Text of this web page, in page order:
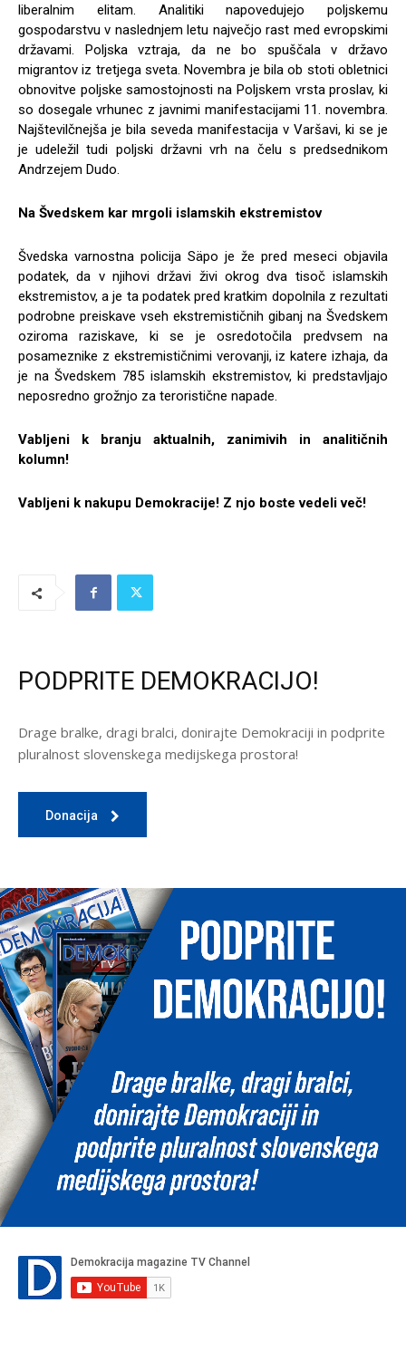
liberalnim elitam. Analitiki napovedujejo poljskemu
gospodarstvu v naslednjem letu največjo rast med evropskimi
državami. Poljska vztraja, da ne bo spuščala v državo
migrantov iz tretjega sveta. Novembra je bila ob stoti obletnici
obnovitve poljske samostojnosti na Poljskem vrsta proslav, ki
so dosegale vrhunec z javnimi manifestacijami 11. novembra.
Najštevilčnejša je bila seveda manifestacija v Varšavi, ki se je
je udeležil tudi poljski državni vrh na čelu s predsednikom
Andrzejem Dudo.
Na Švedskem kar mrgoli islamskih ekstremistov
Švedska varnostna policija Säpo je že pred meseci objavila
podatek, da v njihovi državi živi okrog dva tisoč islamskih
ekstremistov, a je ta podatek pred kratkim dopolnila z rezultati
podrobne preiskave vseh ekstremističnih gibanj na Švedskem
oziroma raziskave, ki se je osredotočila predvsem na
posameznike z ekstremističnimi verovanji, iz katere izhaja, da
je na Švedskem 785 islamskih ekstremistov, ki predstavljajo
neposredno grožnjo za teroristične napade.
Vabljeni k branju aktualnih, zanimivih in analitičnih
kolumn!
Vabljeni k nakupu Demokracije! Z njo boste vedeli več!
PODPRITE DEMOKRACIJO!
Drage bralke, dragi bralci, donirajte Demokraciji in podprite
pluralnost slovenskega medijskega prostora!
Donacija